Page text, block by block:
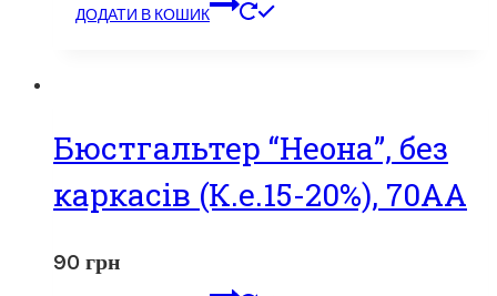
ДОДАТИ В КОШИК
Бюстгальтер “Неона”, без
каркасів (К.е.15-20%), 70АА
90 грн